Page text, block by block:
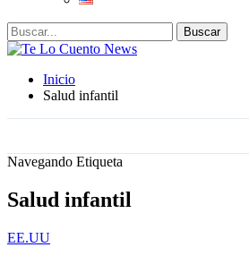
Inicio
Salud infantil
Navegando Etiqueta
Salud infantil
EE.UU